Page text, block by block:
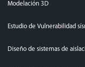
Modelación 3D
Estudio de Vulnerabilidad
Diseño de sistemas de